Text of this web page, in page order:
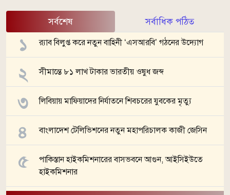
সর্বশেষ সর্বাধিক পঠিত
র‌্যাব বিলুপ্ত করে নতুন বাহিনী ‘এসআরবি’ গঠনের উদ্যোগ
সীমান্তে ৮১ লাখ টাকার ভারতীয় ওষুধ জব্দ
লিবিয়ায় মাফিয়াদের নির্যাতনে শিবচরের যুবকের মৃত্যু
বাংলাদেশ টেলিভিশনের নতুন মহাপরিচালক কাজী জেসিন
পাকিস্তান হাইকমিশনারের বাসভবনে আগুন, আইসিইউতে
হাইকমিশনার